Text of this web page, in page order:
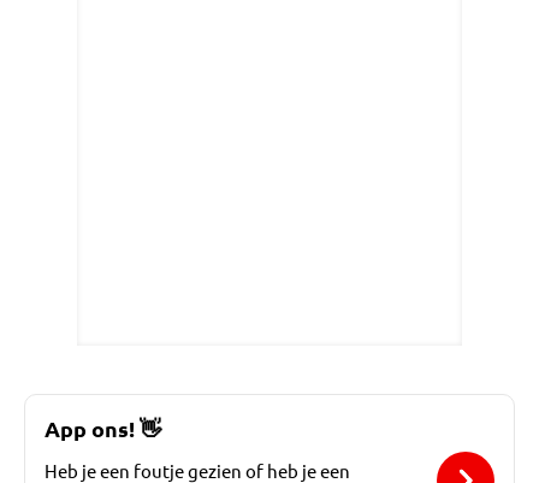
App ons!👋
Heb je een foutje gezien of heb je een